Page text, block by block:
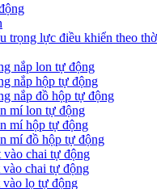
trọng lực điều khiển theo
nắp lon tự động
nắp hộp tự động
nắp đồ hộp tự động
mí lon tự động
mí hộp tự động
mí đồ hộp tự động
chai tự động
chai tự động
lọ tự động